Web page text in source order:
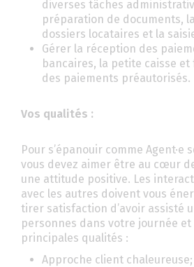
diverses tâches
préparation de documents,
dossiers locataires et la
Gérer la réception des
bancaires, la petite caisse
des paiements préautorisés.
Vos qualités :
Pour s’épanouir comme Agent·e
vous devez aimer être au cœur
une attitude positive. Les
avec les autres doivent vous
tirer satisfaction d’avoir assisté
personnes dans votre journée et
principales qualités :
Approche client chaleureuse;